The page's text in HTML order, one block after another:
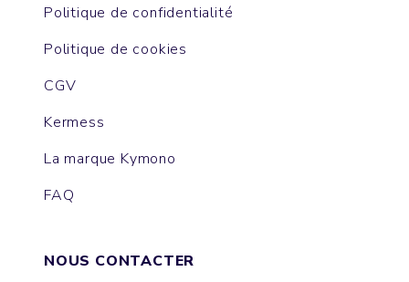
Politique de confidentialité
Politique de cookies
CGV
Kermess
La marque Kymono
FAQ
NOUS CONTACTER